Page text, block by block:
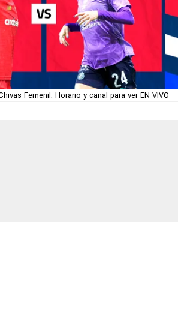
Femenil: Horario y canal para ver EN VIVO